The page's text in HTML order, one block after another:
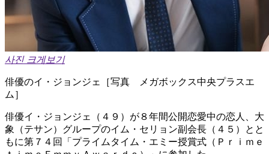
사진 크게보기
俳優のイ・ジョンジェ［写真 メガボックス中央プラスエ
ム］
俳優イ・ジョンジェ（４９）が８年間公開恋愛中の恋人、大
象（テサン）グループのイム・セリョン副会長（４５）とと
もに第７４回「プライムタイム・エミー授賞式（Ｐｒｉｍｅ